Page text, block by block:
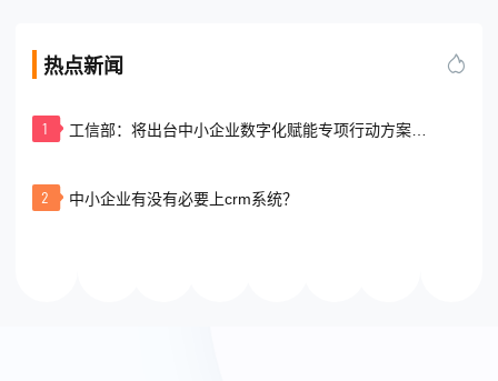
热点新闻
1
工信部：将出台中小企业数字化赋能专项行动方案
2 中小企业有没有必要上crm系统？